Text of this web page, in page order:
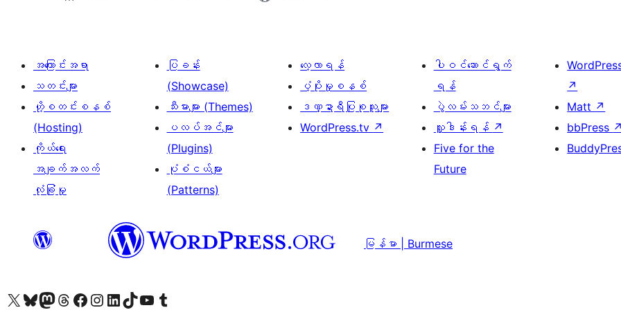
အကြောင်းအရာ
သတင်းများ
ဟို့စတင်းစနစ်
(Hosting)
ကိုယ်ရေး
အချက်အလက်
လုံခြုံမှု
ပြခန်း
(Showcase)
သီးမားများ (Themes)
ပလပ်အင်များ
(Plugins)
ပုံစံငယ်များ
(Patterns)
လေ့လာရန်
ပံ့ပိုးမှုစနစ်
ဒဏ္ဍာရီပြုစုသူများ
WordPress.tv ↗
ပါဝင်ဆောင်ရွက်
ရန်
ပွဲလမ်းသဘင်များ
လှူဒါန်းရန် ↗
Five for the
Future
↗
Matt ↗
bbPress ↗
မြန်မာ | Burmese
ကျွန်ုပ်တို့၏ X (ယခင် Twitter) အကောင့်သို့ သွားရောက်ကြည့်ရှုပါကျွန်ုပ်တို့၏ Bluesky အကောင့်သို့ ဝင်ရောက်ကြည့်ရှုရန်
ကျွန်ုပ်တို့၏ Mastodon အကောင့်သို့ သွားရောက်ကြည့်ရှုပါကျွန်ုပ်တို့၏ Threads အကောင့်သို့ ဝင်ရောက်ကြည့်ရှုရန်
ကျွန်ုပ်တို့၏ Facebook စာမျက်နှာသို့ သွားရောက်ကြည့်ရှုပါကျွန်ုပ်တို့၏ Instagram အကောင့်သို့ သွားရောက်ကြည့်ရှုပါ ကျွန်ုပ်တို့၏ LinkedIn အကောင့်သို့ သွားရောက်ကြည့်ရှုပါကျွန်ုပ်တို့၏ TikTok အကောင့်သို့ ဝင်ရောက်ကြည့်ရှုရန်
ကျွန်ုပ်တို့၏ YouTube ချန်နယ်သို့ သွားရောက်ကြည့်ရှုပါ ကျွန်ုပ်တို့၏ Tumblr အကောင့်သို့ ဝင်ရောက်ကြည့်ရှုရန်